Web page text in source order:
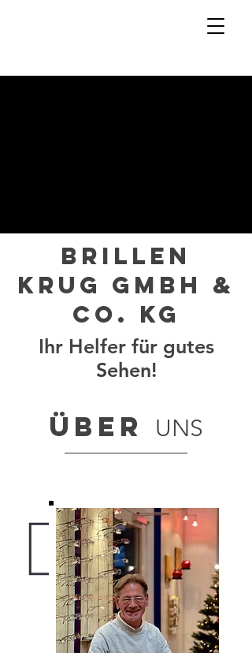
Brillen
Krug GmbH &
Co. KG
Ihr Helfer für gutes
Sehen!
ÜBER UNS